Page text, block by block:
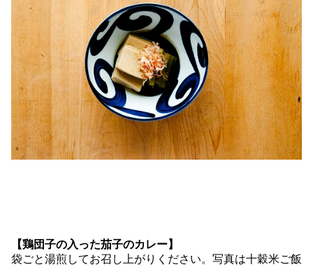
【鶏団子の入った茄子のカレー】
袋ごと湯煎してお召し上がりください。写真は十穀米ご飯